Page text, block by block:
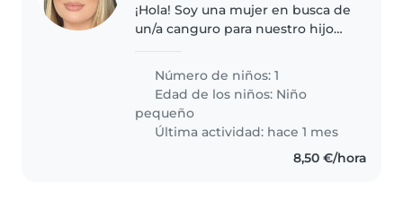
¡Hola! Soy una mujer en busca de
un/a canguro para nuestro hijo
cariñoso e inteligente.
Necesitamos a alguien que se
sienta cómodo/a con mascotas.
¡Nos..
Número de niños: 1
Edad de los niños: Niño
pequeño
Última actividad: hace 1 mes
8,50 €/hora